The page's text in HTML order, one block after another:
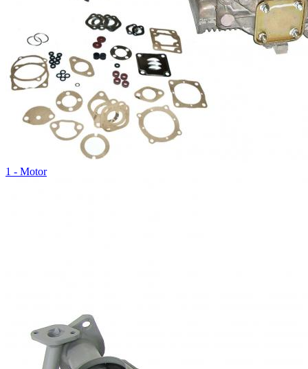
1 - Motor